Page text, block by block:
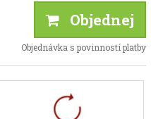
Objednej
Objednávka s povinností platby